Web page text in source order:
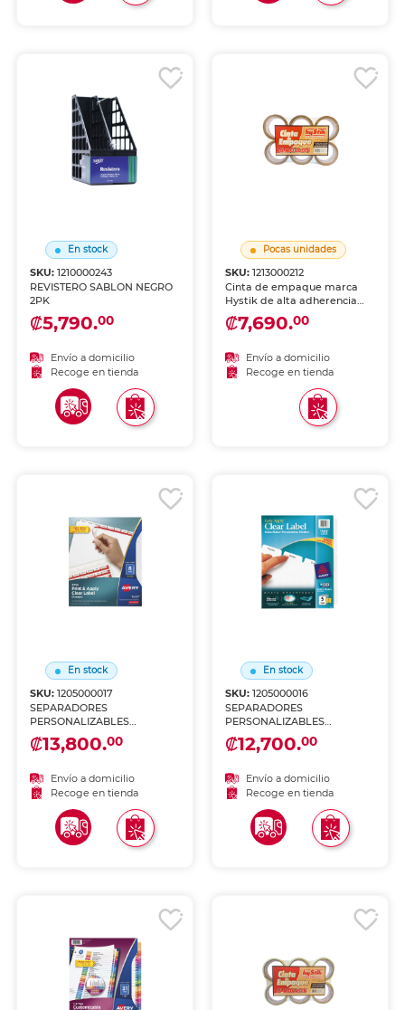
En stock
SKU:1210000243
REVISTERO SABLON NEGRO
2PK
₡5,790.00
Envío a domicilio
Recoge en tienda
Pocas unidades
SKU: 1213000212
Cinta de empaque marca
Hystik de alta adherencia
para sellar cajas, paquetes y
envíos. Resistente al
mudanzas, e-commerce,
almacenes y uso industrial.
₡7,690.00
Envío a domicilio
Recoge en tienda
En stock
SKU:1205000017
SEPARADORES
PERSONALIZABLES
BLANCOS 8 PESTAÑAS 5
JUEGOS
₡13,800.00
Envío a domicilio
Recoge en tienda
En stock
SKU: 1205000016
SEPARADORES
PERSONALIZABLES
BLANCOS 5 PESTAÑAS 5
JUEGOS
₡12,700.00
Envío a domicilio
Recoge en tienda